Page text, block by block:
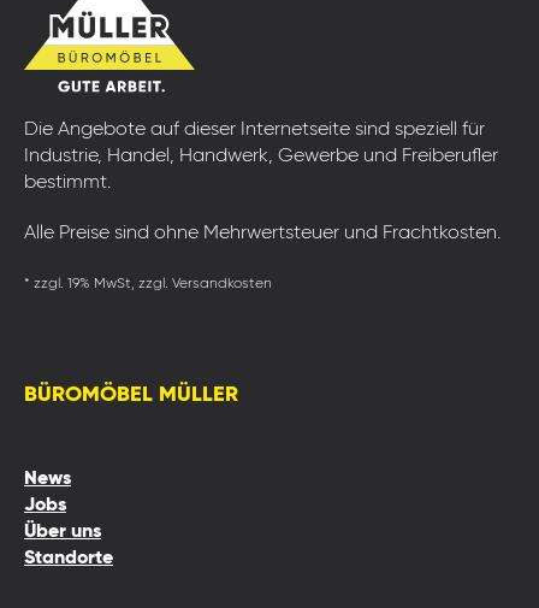
Die Angebote auf dieser Internetseite sind speziell für
Industrie, Handel, Handwerk, Gewerbe und Freiberufler
bestimmt.
Alle Preise sind ohne Mehrwertsteuer und Frachtkosten.
* zzgl. 19% MwSt, zzgl. Versandkosten
BÜROMÖBEL MÜLLER
News
Jobs
Über uns
Standorte